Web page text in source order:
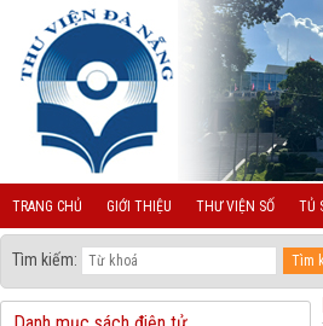
TRANG CHỦ GIỚI THIỆU THƯ VIỆN SỐ TỦ
Tìm kiếm: